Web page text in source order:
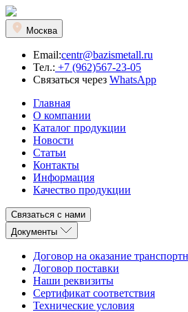
Москва
Email:centr@bazismetall.ru
Тел.: +7 (962)567-23-05
Связаться через WhatsApp
Главная
О компании
Каталог продукции
Новости
Статьи
Контакты
Информация
Качество продукции
Связаться с нами
Документы
Договор на оказание
Договор поставки
Наши реквизиты
Сертификат соответствия
Технические условия